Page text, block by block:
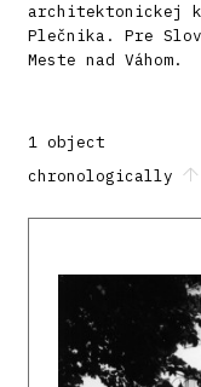
architektonickej
Plečnika. Pre
Meste nad Váhom.
1 object
chronologically